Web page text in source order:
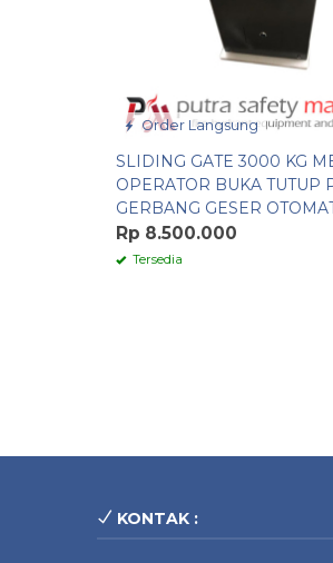
Order Langsung
SLIDING GATE 3000 KG
OPERATOR BUKA TUTUP
GERBANG GESER
Rp 8.500.000
Tersedia
KONTAK :